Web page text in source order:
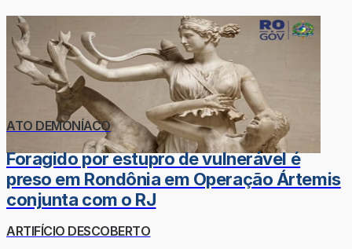
ATO DEMONÍACO
Foragido por estupro de vulnerável é
preso em Rondônia em Operação Ártemis
conjunta com o RJ
ARTIFÍCIO DESCOBERTO